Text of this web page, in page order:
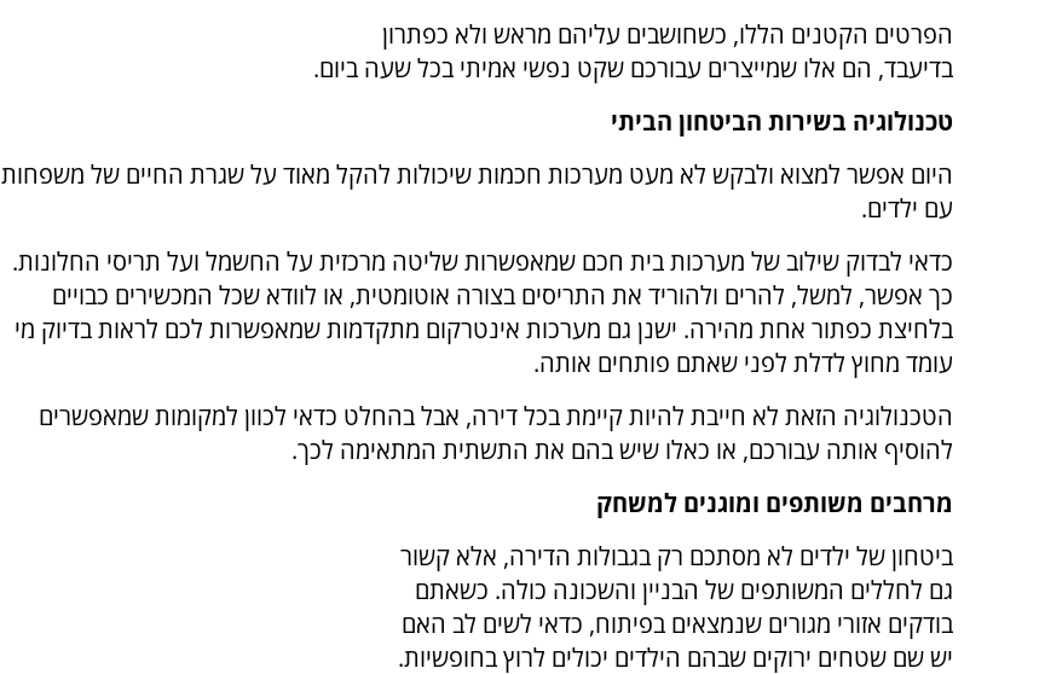
הפרטים הקטנים הללו, כשחושבים עליהם מראש ולא כפתרון
בדיעבד, הם אלו שמייצרים עבורכם שקט נפשי אמיתי בכל שעה ביום.
טכנולוגיה בשירות הביטחון הביתי
היום אפשר למצוא ולבקש לא מעט מערכות חכמות שיכולות להקל מאוד על שגרת החיים של משפחות
עם ילדים.
כדאי לבדוק שילוב של מערכות בית חכם שמאפשרות שליטה מרכזית על החשמל ועל תריסי החלונות.
כך אפשר, למשל, להרים ולהוריד את התריסים בצורה אוטומטית, או לוודא שכל המכשירים כבויים
בלחיצת כפתור אחת מהירה. ישנן גם מערכות אינטרקום מתקדמות שמאפשרות לכם לראות בדיוק מי
עומד מחוץ לדלת לפני שאתם פותחים אותה.
הטכנולוגיה הזאת לא חייבת להיות קיימת בכל דירה, אבל בהחלט כדאי לכוון למקומות שמאפשרים
להוסיף אותה עבורכם, או כאלו שיש בהם את התשתית המתאימה לכך.
מרחבים משותפים ומוגנים למשחק
ביטחון של ילדים לא מסתכם רק בגבולות הדירה, אלא קשור
גם לחללים המשותפים של הבניין והשכונה כולה. כשאתם
בודקים אזורי מגורים שנמצאים בפיתוח, כדאי לשים לב האם
יש שם שטחים ירוקים שבהם הילדים יכולים לרוץ בחופשיות.